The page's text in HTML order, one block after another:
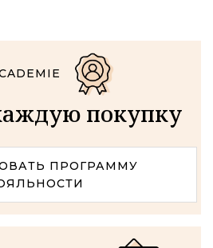
покупку
ПРОГРАММУ